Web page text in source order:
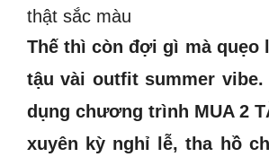
thật sắc màu
Thế thì còn đợi gì mà quẹo
tậu vài outfit summer vibe.
dụng chương trình MUA 2
xuyên kỳ nghỉ lễ, tha hồ